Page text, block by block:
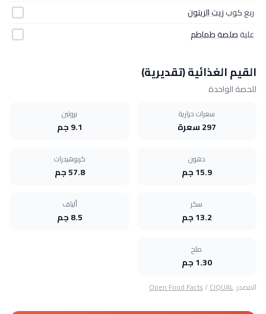
ربع كوبزيت الزيتون
علبةصلصة طماطم
القيم الغذائية (تقديرية)
للحصة الواحدة
سعرات حرارية
297 سعرة
بروتين
9.1 جم
دهون
15.9 جم
كربوهيدرات
57.8 جم
سكر
13.2 جم
ألياف
8.5 جم
ملح
1.30 جم
المصدر: Open Food Facts/CIQUAL